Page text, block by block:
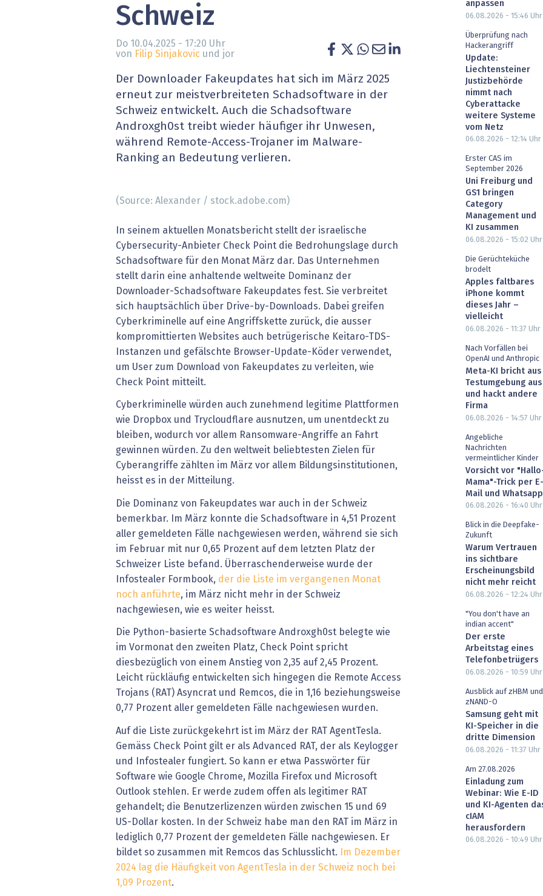
» alle News
EU-DSGVO
XaaS, Managed Services & Co.
Digital Banking
» alle Dossiers
Artificial Intelligence
Fintech & Insurtech
Professional AV & Digital Signage
Schweiz
Do 10.04.2025 - 17:20 Uhr
von Filip Sinjakovic und jor
Der Downloader Fakeupdates hat sich im März 2025
erneut zur meistverbreiteten Schadsoftware in der
Schweiz entwickelt. Auch die Schadsoftware
Androxgh0st treibt wieder häufiger ihr Unwesen,
während Remote-Access-Trojaner im Malware-
Ranking an Bedeutung verlieren.
(Source: Alexander / stock.adobe.com)
In seinem aktuellen Monatsbericht stellt der israelische
Cybersecurity-Anbieter Check Point die Bedrohungslage durch
Schadsoftware für den Monat März dar. Das Unternehmen
stellt darin eine anhaltende weltweite Dominanz der
Downloader-Schadsoftware Fakeupdates fest. Sie verbreitet
sich hauptsächlich über Drive-by-Downloads. Dabei greifen
Cyberkriminelle auf eine Angriffskette zurück, die ausser
kompromittierten Websites auch betrügerische Keitaro-TDS-
Instanzen und gefälschte Browser-Update-Köder verwendet,
um User zum Download von Fakeupdates zu verleiten, wie
Check Point mitteilt.
Cyberkriminelle würden auch zunehmend legitime Plattformen
wie Dropbox und Trycloudflare ausnutzen, um unentdeckt zu
bleiben, wodurch vor allem Ransomware-Angriffe an Fahrt
gewinnen würden. Zu den weltweit beliebtesten Zielen für
Cyberangriffe zählten im März vor allem Bildungsinstitutionen,
heisst es in der Mitteilung.
Die Dominanz von Fakeupdates war auch in der Schweiz
bemerkbar. Im März konnte die Schadsoftware in 4,51 Prozent
aller gemeldeten Fälle nachgewiesen werden, während sie sich
im Februar mit nur 0,65 Prozent auf dem letzten Platz der
Schweizer Liste befand. Überraschenderweise wurde der
Infostealer Formbook, der die Liste im vergangenen Monat
noch anführte, im März nicht mehr in der Schweiz
nachgewiesen, wie es weiter heisst.
Die Python-basierte Schadsoftware Androxgh0st belegte wie
im Vormonat den zweiten Platz, Check Point spricht
diesbezüglich von einem Anstieg von 2,35 auf 2,45 Prozent.
Leicht rückläufig entwickelten sich hingegen die Remote Access
Trojans (RAT) Asyncrat und Remcos, die in 1,16 beziehungsweise
0,77 Prozent aller gemeldeten Fälle nachgewiesen wurden.
Auf die Liste zurückgekehrt ist im März der RAT AgentTesla.
Gemäss Check Point gilt er als Advanced RAT, der als Keylogger
und Infostealer fungiert. So kann er etwa Passwörter für
Software wie Google Chrome, Mozilla Firefox und Microsoft
Outlook stehlen. Er werde zudem offen als legitimer RAT
gehandelt; die Benutzerlizenzen würden zwischen 15 und 69
US-Dollar kosten. In der Schweiz habe man den RAT im März in
lediglich 0,77 Prozent der gemeldeten Fälle nachgewiesen. Er
bildet so zusammen mit Remcos das Schlusslicht.
Im Dezember
2024 lag die Häufigkeit von AgentTesla in der Schweiz noch bei
1,09 Prozent.
anpassen
06.08.2026 - 15:46 Uhr
Überprüfung nach
Hackerangriff
Update:
Liechtensteiner
Justizbehörde
nimmt nach
Cyberattacke
weitere Systeme
vom Netz
06.08.2026 - 12:14 Uhr
Erster CAS im
September 2026
Uni Freiburg und
GS1 bringen
Category
Management und
KI zusammen
06.08.2026 - 15:02 Uhr
Die Gerüchteküche
brodelt
Apples faltbares
iPhone kommt
dieses Jahr –
vielleicht
06.08.2026 - 11:37 Uhr
Nach Vorfällen bei
OpenAI und Anthropic
Meta-KI bricht aus
Testumgebung aus
und hackt andere
Firma
06.08.2026 - 14:57 Uhr
Angebliche
Nachrichten
vermeintlicher Kinder
Vorsicht vor
Mama"-Trick per E-
Mail und Whatsapp
06.08.2026 - 16:40 Uhr
Blick in die Deepfake-
Zukunft
Warum Vertrauen
ins sichtbare
Erscheinungsbild
nicht mehr reicht
06.08.2026 - 12:24 Uhr
"You don't have an
indian accent"
Der erste
Arbeitstag eines
Telefonbetrügers
06.08.2026 - 10:59 Uhr
Ausblick auf zHBM und
zNAND-O
Samsung geht mit
KI-Speicher in die
dritte Dimension
06.08.2026 - 11:37 Uhr
Am 27.08.2026
Einladung zum
Webinar: Wie E-ID
und KI-Agenten
cIAM
herausfordern
06.08.2026 - 10:49 Uhr